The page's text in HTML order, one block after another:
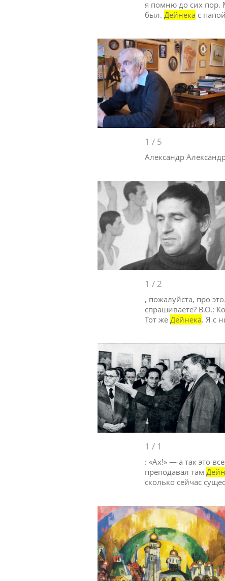
я помню до сих пор.
был. Дейнека с
1 / 5
Александр
1 / 2
, пожалуйста, про
спрашиваете? В.О.:
Тот же Дейнека. Я с
1 / 1
: «Ах!» — а так это
преподавал там
сколько сейчас